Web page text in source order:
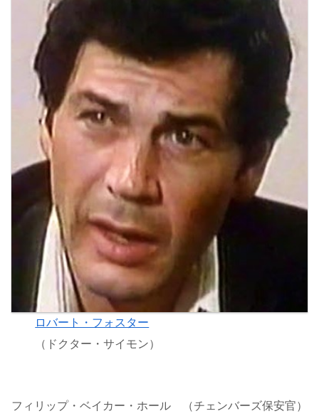
ロバート・フォスター
（ドクター・サイモン）
フィリップ・ベイカー・ホール （チェンバーズ保安官）